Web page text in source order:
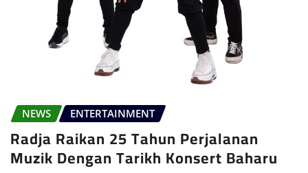
NEWS ENTERTAINMENT
Radja Raikan 25 Tahun Perjalanan
Muzik Dengan Tarikh Konsert Baharu